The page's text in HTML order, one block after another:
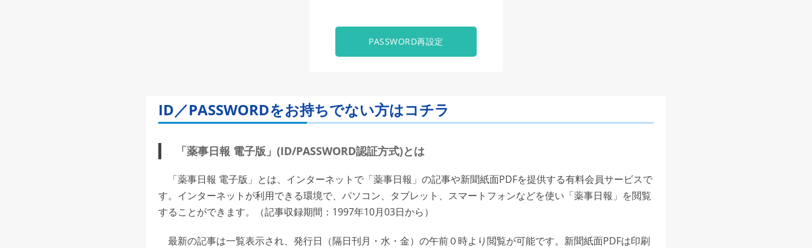
PASSWORD再設定
ID／PASSWORDをお持ちでない方はコチラ
「薬事日報 電子版」(ID/PASSWORD認証方式)とは
「薬事日報 電子版」とは、インターネットで「薬事日報」の記事や新聞紙面PDFを提供する有料会員サービスで
す。インターネットが利用できる環境で、パソコン、タブレット、スマートフォンなどを使い「薬事日報」を閲覧
することができます。（記事収録期間：1997年10月03日から）
最新の記事は一覧表示され、発行日（隔日刊月・水・金）の午前０時より閲覧が可能です。新聞紙面PDFは印刷